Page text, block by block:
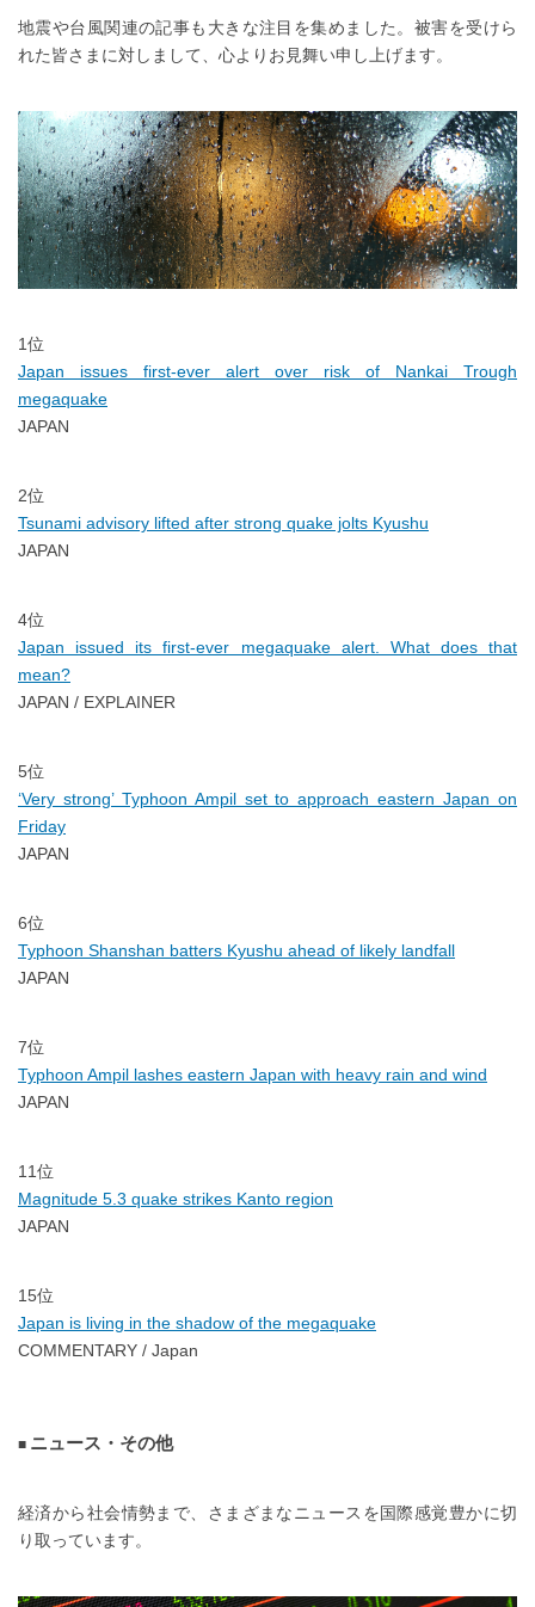
地震や台風関連の記事も大きな注目を集めました。被害を受けら
れた皆さまに対しまして、心よりお見舞い申し上げます。
1位
Japan issues first-ever alert over risk of Nankai Trough
megaquake
JAPAN
2位
Tsunami advisory lifted after strong quake jolts Kyushu
JAPAN
4位
Japan issued its first-ever megaquake alert. What does that
mean?
JAPAN / EXPLAINER
5位
‘Very strong’ Typhoon Ampil set to approach eastern Japan on
Friday
JAPAN
6位
Typhoon Shanshan batters Kyushu ahead of likely landfall
JAPAN
7位
Typhoon Ampil lashes eastern Japan with heavy rain and wind
JAPAN
11位
Magnitude 5.3 quake strikes Kanto region
JAPAN
15位
Japan is living in the shadow of the megaquake
COMMENTARY / Japan
ニュース・その他
経済から社会情勢まで、さまざまなニュースを国際感覚豊かに切
り取っています。